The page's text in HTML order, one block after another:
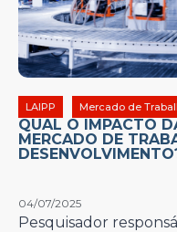
LAIPP Mercado de
QUAL O IMPACTO
MERCADO DE
04/07/2025
Pesquisador